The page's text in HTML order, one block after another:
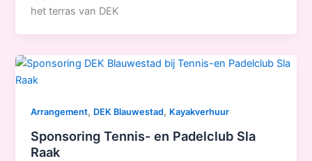
het terras van DEK
Arrangement, DEK Blauwestad, Kayakverhuur
Sponsoring Tennis- en Padelclub Sla
Raak